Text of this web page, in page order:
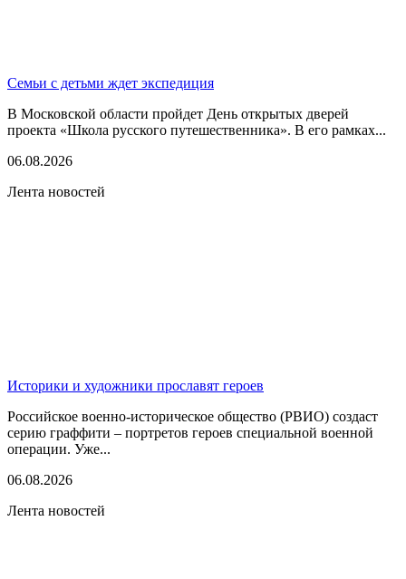
Семьи с детьми ждет экспедиция
В Московской области пройдет День открытых дверей
проекта «Школа русского путешественника». В его рамках...
06.08.2026
Лента новостей
Историки и художники прославят героев
Российское военно-историческое общество (РВИО) создаст
серию граффити – портретов героев специальной военной
операции. Уже...
06.08.2026
Лента новостей